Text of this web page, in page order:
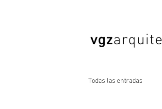
Todas las entradas